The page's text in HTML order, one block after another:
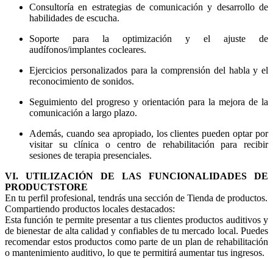
Consultoría en estrategias de comunicación y desarrollo de
habilidades de escucha.
Soporte para la optimización y el ajuste de
audífonos/implantes cocleares.
Ejercicios personalizados para la comprensión del habla y el
reconocimiento de sonidos.
Seguimiento del progreso y orientación para la mejora de la
comunicación a largo plazo.
Además, cuando sea apropiado, los clientes pueden optar por
visitar su clínica o centro de rehabilitación para recibir
sesiones de terapia presenciales.
VI. UTILIZACIÓN DE LAS FUNCIONALIDADES DE
PRODUCTSTORE
En tu perfil profesional, tendrás una sección de Tienda de productos.
Compartiendo productos locales destacados:
Esta función te permite presentar a tus clientes productos auditivos y
de bienestar de alta calidad y confiables de tu mercado local. Puedes
recomendar estos productos como parte de un plan de rehabilitación
o mantenimiento auditivo, lo que te permitirá aumentar tus ingresos.